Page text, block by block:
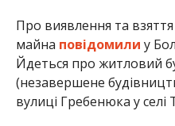
Про виявлення та
майна повідомили у
Йдеться про житловий
(незавершене
вулиці Гребенюка у селі